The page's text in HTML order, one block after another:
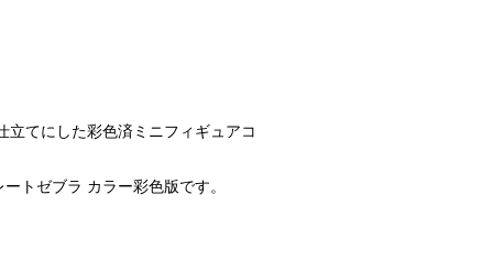
てにした彩色済ミニフィギュアコ
トゼブラ カラー彩色版です。